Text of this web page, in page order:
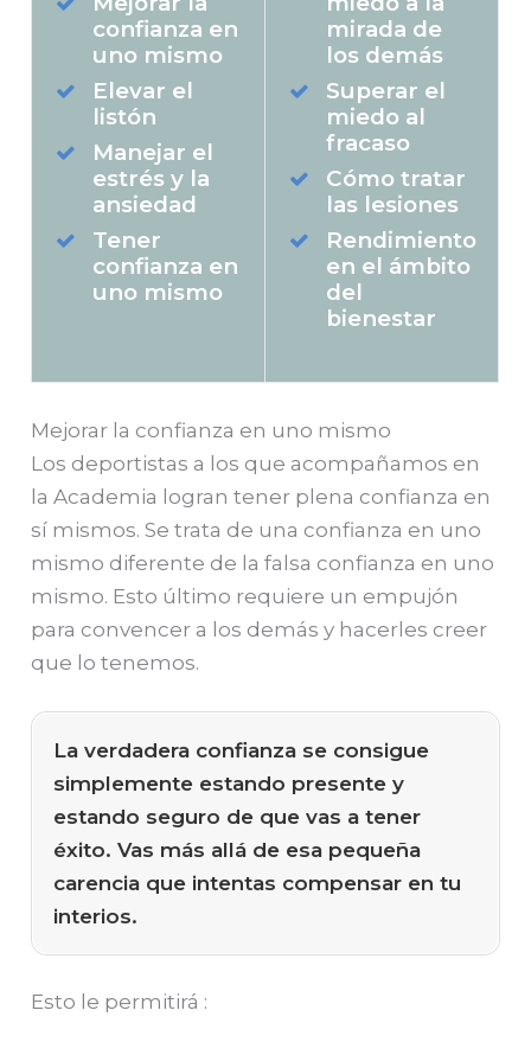
confianza en
uno mismo
Elevar el
listón
Manejar el
estrés y la
ansiedad
Tener
confianza en
uno mismo
mirada de
los demás
Superar el
miedo al
fracaso
Cómo tratar
las lesiones
Rendimiento
en el ámbito
del
bienestar
Mejorar la confianza en uno mismo
Los deportistas a los que acompañamos en
la Academia logran tener plena confianza en
sí mismos. Se trata de una confianza en uno
mismo diferente de la falsa confianza en uno
mismo. Esto último requiere un empujón
para convencer a los demás y hacerles creer
que lo tenemos.
La verdadera confianza se consigue
simplemente estando presente y
estando seguro de que vas a tener
éxito. Vas más allá de esa pequeña
carencia que intentas compensar en tu
interios.
Esto le permitirá :